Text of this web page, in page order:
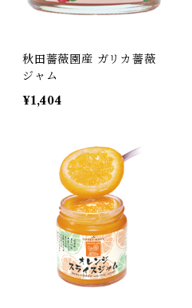
秋田薔薇園産 ガリカ薔薇
ジャム
¥1,404